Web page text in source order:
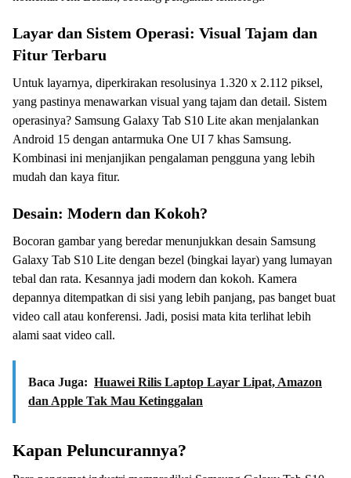
Layar dan Sistem Operasi: Visual Tajam dan
Fitur Terbaru
Untuk layarnya, diperkirakan resolusinya 1.320 x 2.112 piksel,
yang pastinya menawarkan visual yang tajam dan detail. Sistem
operasinya? Samsung Galaxy Tab S10 Lite akan menjalankan
Android 15 dengan antarmuka One UI 7 khas Samsung.
Kombinasi ini menjanjikan pengalaman pengguna yang lebih
mudah dan kaya fitur.
Desain: Modern dan Kokoh?
Bocoran gambar yang beredar menunjukkan desain Samsung
Galaxy Tab S10 Lite dengan bezel (bingkai layar) yang lumayan
tebal dan rata. Kesannya jadi modern dan kokoh. Kamera
depannya ditempatkan di sisi yang lebih panjang, pas banget buat
video call atau konferensi. Jadi, posisi mata kita terlihat lebih
alami saat video call.
Baca Juga: Huawei Rilis Laptop Layar Lipat, Amazon
dan Apple Tak Mau Ketinggalan
Kapan Peluncurannya?